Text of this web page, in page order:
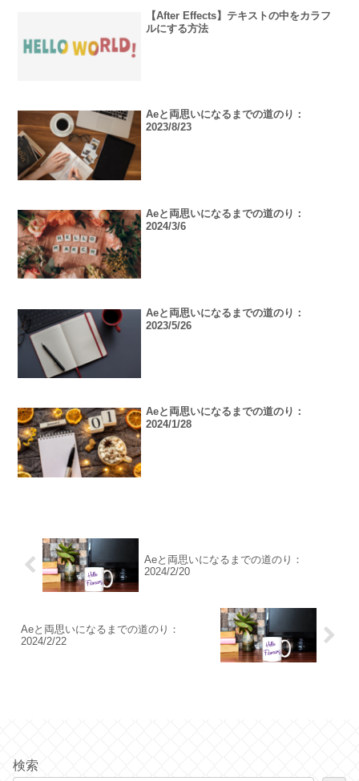
【After Effects】テキストの中をカラフ
ルにする方法
Aeと両思いになるまでの道のり：
2023/8/23
Aeと両思いになるまでの道のり：
2024/3/6
Aeと両思いになるまでの道のり：
2023/5/26
Aeと両思いになるまでの道のり：
2024/1/28
Aeと両思いになるまでの道のり：
2024/2/20
Aeと両思いになるまでの道のり：
2024/2/22
検索